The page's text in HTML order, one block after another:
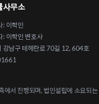
사무소
: 이학인
: 이학인 변호사
강남구 테헤란로 70길 12, 604호
서 진행되며, 법인설립에 소요되